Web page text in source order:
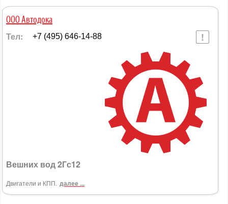
ООО Автодока
Тел: +7 (495) 646-14-88
Вешних вод 2Гс12
Двигатели и КПП. далее ...